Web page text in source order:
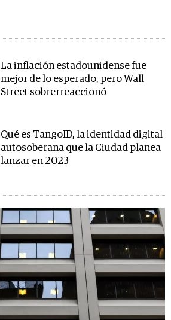
La inflación estadounidense fue
mejor de lo esperado, pero Wall
Street sobrerreaccionó
Qué es TangoID, la identidad digital
autosoberana que la Ciudad planea
lanzar en 2023